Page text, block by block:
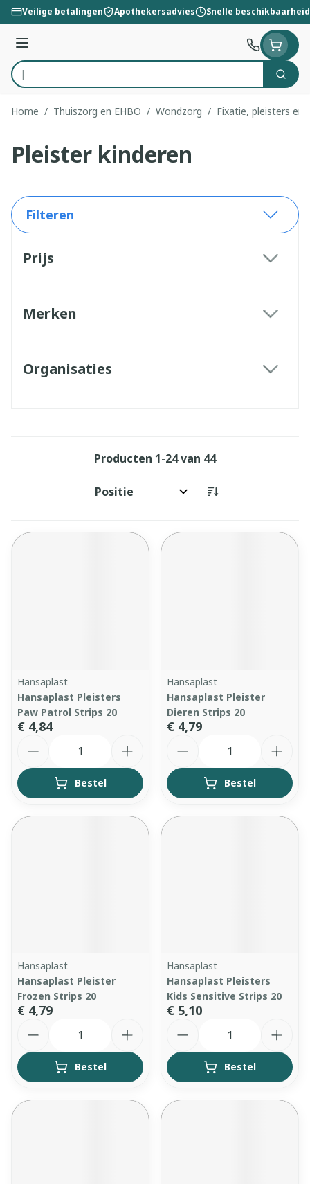
Ga naar de inhoud
Veilige betalingen Apothekersadvies Snelle beschikbaarheid
Menu
Product, merk, categorie...
Zoek
Home / Thuiszorg en EHBO / Wondzorg / Fixatie, pleisters en
Pleister kinderen
Filteren
Prijs
Merken
Organisaties
Producten 1-24van 44
Sorteer op:
Hansaplast
Hansaplast Pleisters
Paw Patrol Strips 20
€ 4,84
Bestel
Hansaplast
Hansaplast Pleister
Dieren Strips 20
€ 4,79
Bestel
Hansaplast
Hansaplast Pleister
Frozen Strips 20
€ 4,79
Bestel
Hansaplast
Hansaplast Pleisters
Kids Sensitive Strips 20
€ 5,10
Bestel